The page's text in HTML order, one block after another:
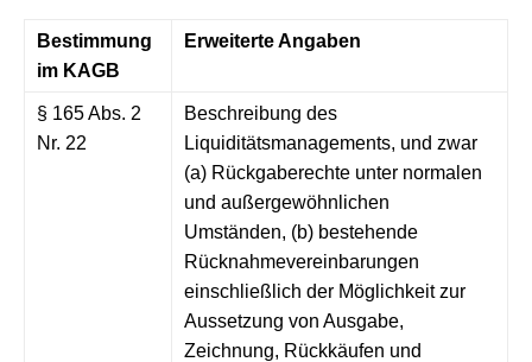
Bestimmung
im KAGB
Erweiterte Angaben
§ 165 Abs. 2
Nr. 22
Beschreibung des
Liquiditätsmanagements, und zwar
(a) Rückgaberechte unter normalen
und außergewöhnlichen
Umständen, (b) bestehende
Rücknahmevereinbarungen
einschließlich der Möglichkeit zur
Aussetzung von Ausgabe,
Zeichnung, Rückkäufen und